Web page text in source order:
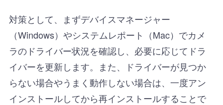
対策として、まずデバイスマネージャー
（Windows）やシステムレポート（Mac）でカメ
ラのドライバー状況を確認し、必要に応じてドラ
イバーを更新します。また、ドライバーが見つか
らない場合やうまく動作しない場合は、一度アン
インストールしてから再インストールすることで